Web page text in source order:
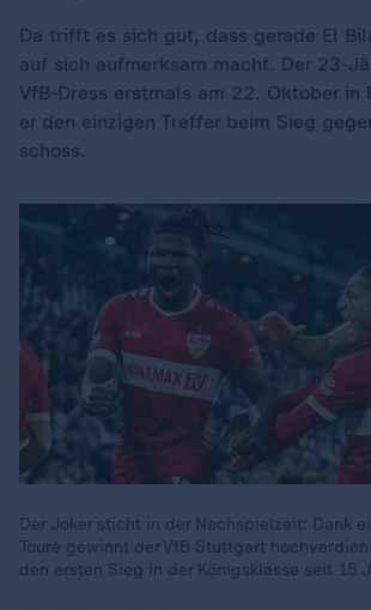
Da trifft es sich gut, dass gerade El
auf sich aufmerksam macht. Der 23-
VfB-Dress erstmals am 22. Oktober in
er den einzigen Treffer beim Sieg
schoss.
Der Joker sticht in der Nachspielzeit: Dank
Touré gewinnt der VfB Stuttgart
den ersten Sieg in der Königsklasse seit 15